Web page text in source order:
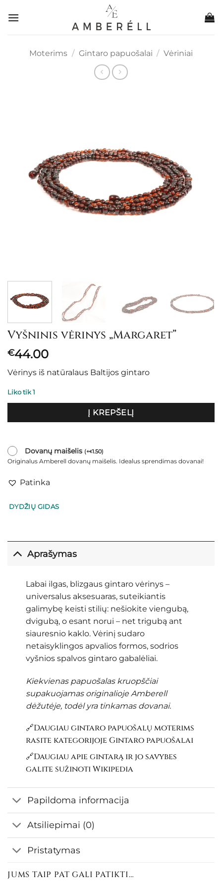
Moterims / Gintaro papuošalai / Vėriniai
Vyšninis vėrinys „Margaret”
€44.00
Vėrinys iš natūralaus Baltijos gintaro
Liko tik 1
Į KREPŠELĮ
Dovanų maišelis (+€1.50)
Originalus Amberell dovanų maišelis. Idealus sprendimas dovanai!
Patinka
DYDŽIŲ GIDAS
Aprašymas
Labai ilgas, blizgaus gintaro vėrinys –
universalus aksesuaras, suteikiantis
galimybę keisti stilių: nešiokite viengubą,
dvigubą, o esant norui – net trigubą ant
siauresnio kaklo. Vėrinį sudaro
netaisyklingos apvalios formos, sodrios
vyšnios spalvos gintaro gabalėliai.
Kiekvienas papuošalas kruopščiai
supakuojamas originalioje Amberell
dėžutėje, todėl yra tinkamas dovanai.
🔗Daugiau gintaro papuošalų moterims
rasite kategorijoje Gintaro papuošalai
🔗Daugiau apie gintarą ir jo savybes
galite sužinotiWikipedia
Papildoma informacija
Atsiliepimai (0)
Pristatymas
JUMS TAIP PAT GALI PATIKTI…